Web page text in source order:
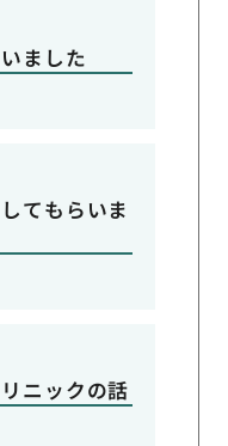
ました
てもらいま
ニックの話